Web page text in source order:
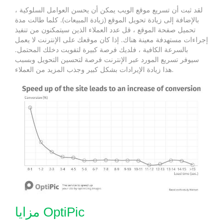
لقد ثبت أن تسريع موقع الويب يمكن أن يحسن العوامل السلوكية ،
بالإضافة إلى زيادة تحويل الموقع (زيادة المبيعات). كلما طالت مدة
تحميل صفحة الموقع ، قل عدد العملاء الذين سيتمكنون من تنفيذ
إجراءات مستهدفة معينة هناك. إذا كان موقعك على الإنترنت لا يعمل
بالسرعة الكافية ، فلديك فرصة كبيرة لتفويت دخلك المحتمل.
سيوفر تسريع المورد عبر الإنترنت فرصة لتحسين التحويل وبسبب
هذا زيادة الإيرادات بشكل كبير وجذب المزيد من العملاء.
مزايا OptiPic